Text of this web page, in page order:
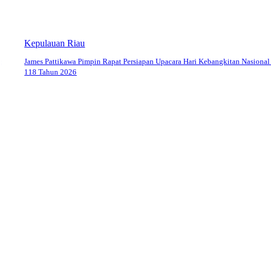
Kepulauan Riau
James Pattikawa Pimpin Rapat Persiapan Upacara Hari Kebangkitan
118 Tahun 2026